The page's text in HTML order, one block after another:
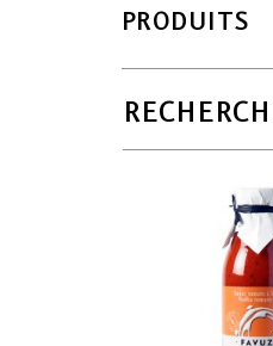
PRODUITS